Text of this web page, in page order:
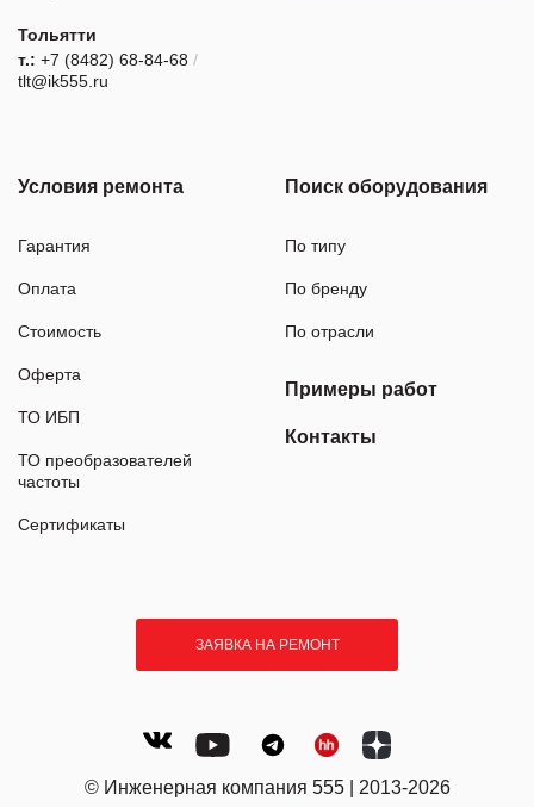
Тольятти
т.: +7 (8482) 68-84-68 /
tlt@ik555.ru
Условия ремонта
Гарантия
Оплата
Стоимость
Оферта
ТО ИБП
ТО преобразователей
частоты
Сертификаты
Поиск оборудования
По типу
По бренду
По отрасли
Примеры работ
Контакты
ЗАЯВКА НА РЕМОНТ
© Инженерная компания 555 | 2013-2026